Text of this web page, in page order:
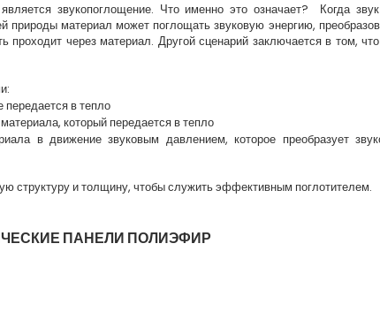
звукопоглощение. Что именно это означает? Когда звук
природы материал может поглощать звуковую энергию,
проходит через материал. Другой сценарий заключается в том,
в тепло
который передается в тепло
в движение звуковым давлением, которое преобразует
структуру и толщину, чтобы служить эффективным поглотителем.
ПАНЕЛИ ПОЛИЭФИР